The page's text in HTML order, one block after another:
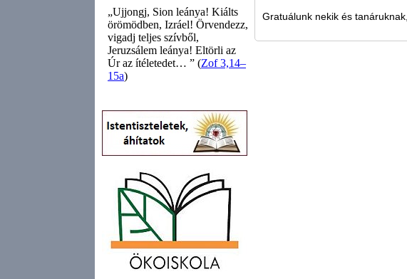
Gratuálunk nekik és tanáruknak,